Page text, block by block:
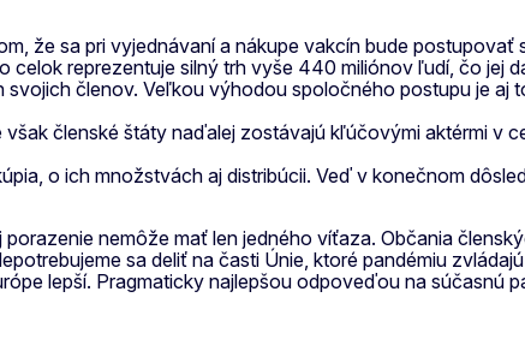
že sa pri vyjednávaní a nákupe vakcín bude
reprezentuje silný trh vyše 440 miliónov ľudí, čo jej
členov. Veľkou výhodou spoločného postupu je aj
členské štáty naďalej zostávajú kľúčovými aktérmi v
o ich množstvách aj distribúcii. Veď v konečnom
nemôže mať len jedného víťaza. Občania
sa deliť na časti Únie, ktoré pandémiu
lepší. Pragmaticky najlepšou odpoveďou na súčasnú